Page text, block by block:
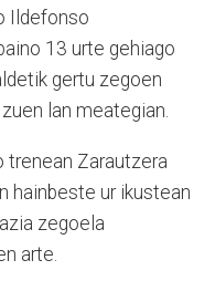
Ildefonso
13 urte gehiago
gertu zegoen
lan meategian.
trenean Zarautzera
hainbeste ur ikustean
zegoela
arte.